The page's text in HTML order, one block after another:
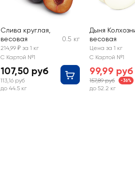
Слива круглая,
весовая
0.5 кг
214,99 ₽ за 1 кг
С Картой №1
107,50 руб
113,16 руб
до 44.5 кг
Дыня
весовая
Цена за 1 кг
С Картой №1
99,99 руб
157,89 руб -36%
до 52.2 кг